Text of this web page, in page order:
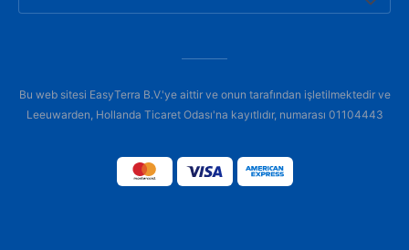
Bu web sitesi EasyTerra B.V.'ye aittir ve onun tarafından işletilmektedir ve
Leeuwarden, Hollanda Ticaret Odası'na kayıtlıdır, numarası 01104443